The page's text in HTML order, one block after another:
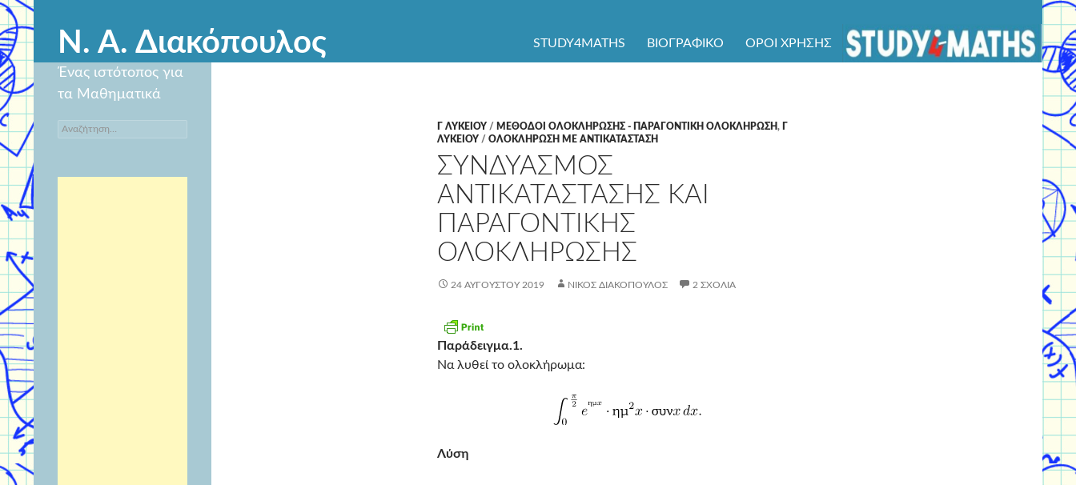
Ν. Α. Διακόπουλος STUDY4MATHS ΒΙΟΓΡΑΦΙΚΌ ΌΡΟΙ ΧΡΉΣΗΣ
Γ ΛΥΚΕΊΟΥ / ΜΕΘΟΔΟΙ ΟΛΟΚΛΗΡΩΣΗΣ - ΠΑΡΑΓΟΝΤΙΚΗ ΟΛΟΚΛΗΡΩΣΗ, Γ
ΛΥΚΕΊΟΥ / ΟΛΟΚΛΗΡΩΣΗ ΜΕ ΑΝΤΙΚΑΤΑΣΤΑΣΗ
ΣΥΝΔΥΑΣΜΟΣ
ΑΝΤΙΚΑΤΑΣΤΑΣΗΣ ΚΑΙ
ΠΑΡΑΓΟΝΤΙΚΗΣ
ΟΛΟΚΛΗΡΩΣΗΣ
24 ΑΥΓΟΎΣΤΟΥ 2019 ΝΊΚΟΣ ΔΙΑΚΌΠΟΥΛΟΣ 2 ΣΧΌΛΙΑ
Παράδειγμα.1.
Να λυθεί το ολοκλήρωμα:
Λύση
Ένας ιστότοπος για
τα Μαθηματικά
Αναζήτηση
για: